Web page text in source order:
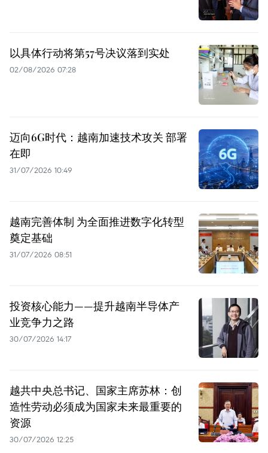
以具体行动将第57号决议落到实处
02/08/2026 07:28
迈向6G时代：越南加速技术攻关 部署
在即
31/07/2026 10:49
越南完善体制 为全面推进数字化转型
奠定基础
31/07/2026 08:51
投资核心能力——提升越南半导体产
业竞争力之路
30/07/2026 14:17
越共中央总书记、国家主席苏林：创
造性劳动必须成为国家未来最重要的
资源
30/07/2026 12:25